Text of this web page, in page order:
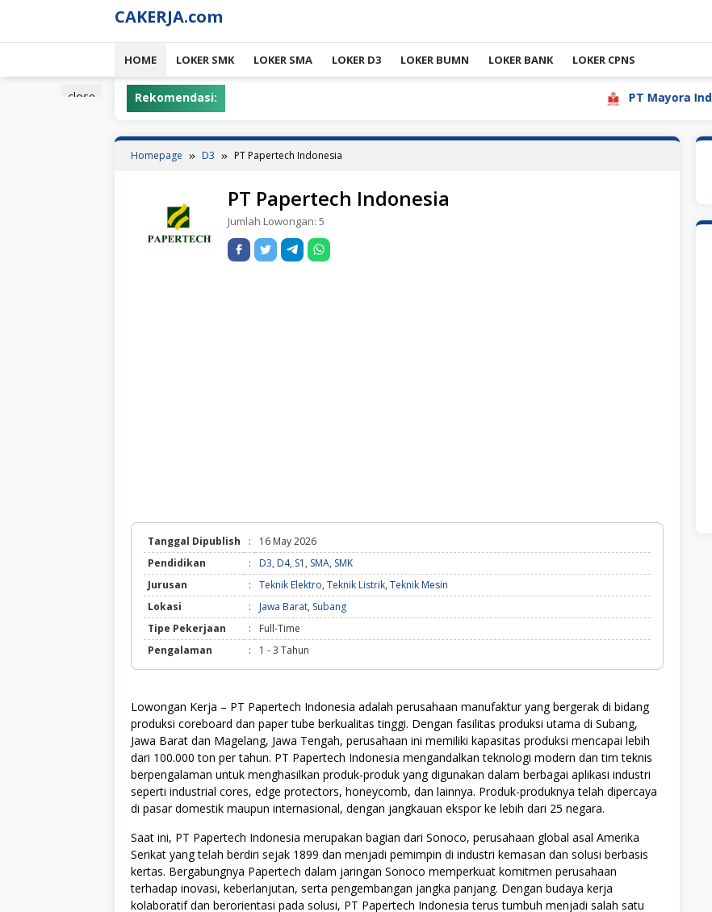
content
CAKERJA.com
HOME LOKER SMK LOKER SMA LOKER D3 LOKER BUMN LOKER BANK LOKER CPNS
close Rekomendasi: PT Mayora Indah Tbk
Homepage D3 PT Papertech Indonesia
PT Papertech Indonesia
Jumlah Lowongan: 5
Tanggal Dipublish :
16 May 2026
Pendidikan
: D3, D4, S1 , SMA, SMK
Jurusan
: Teknik Elektro, Teknik Listrik, Teknik Mesin
Lokasi
: Jawa Barat, Subang
Tipe Pekerjaan
:
Full-Time
Pengalaman
: 1 - 3 Tahun
Lowongan Kerja – PT Papertech Indonesia adalah perusahaan manufaktur yang bergerak di bidang
produksi coreboard dan paper tube berkualitas tinggi. Dengan fasilitas produksi utama di Subang,
Jawa Barat dan Magelang, Jawa Tengah, perusahaan ini memiliki kapasitas produksi mencapai lebih
dari 100.000 ton per tahun. PT Papertech Indonesia mengandalkan teknologi modern dan tim teknis
berpengalaman untuk menghasilkan produk-produk yang digunakan dalam berbagai aplikasi industri
seperti industrial cores, edge protectors, honeycomb, dan lainnya. Produk-produknya telah dipercaya
di pasar domestik maupun internasional, dengan jangkauan ekspor ke lebih dari 25 negara.
Saat ini, PT Papertech Indonesia merupakan bagian dari Sonoco, perusahaan global asal Amerika
Serikat yang telah berdiri sejak 1899 dan menjadi pemimpin di industri kemasan dan solusi berbasis
kertas. Bergabungnya Papertech dalam jaringan Sonoco memperkuat komitmen perusahaan
terhadap inovasi, keberlanjutan, serta pengembangan jangka panjang. Dengan budaya kerja
kolaboratif dan berorientasi pada solusi, PT Papertech Indonesia terus tumbuh menjadi salah satu